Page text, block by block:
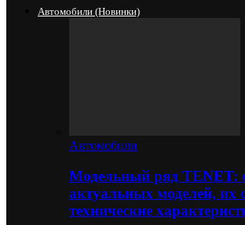
Автомобили (новинки)
Автомобили
Модельный ряд TENET:
актуальных моделей, их
технические